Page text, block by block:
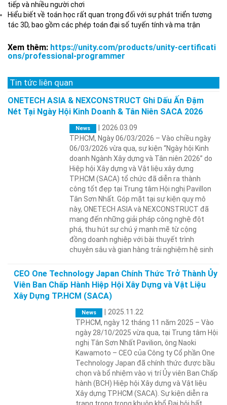
tiếp và nhiều người chơi
Hiểu biết về toán học rất quan trọng đối với sự phát triển tương
tác 3D, bao gồm các phép toán đại số tuyến tính và ma trận
Xem thêm: https://unity.com/products/unity-certificati
ons/professional-programmer
Tin tức liên quan
ONETECH ASIA & NEXCONSTRUCT Ghi Dấu Ấn Đậm
Nét Tại Ngày Hội Kinh Doanh & Tân Niên SACA 2026
News
2026.03.09
TP.HCM, Ngày 06/03/2026 – Vào chiều ngày
06/03/2026 vừa qua, sự kiện “Ngày hội Kinh
doanh Ngành Xây dựng và Tân niên 2026” do
Hiệp hội Xây dựng và Vật liệu xây dựng
TP.HCM (SACA) tổ chức đã diễn ra thành
công tốt đẹp tại Trung tâm Hội nghị Pavillon
Tân Sơn Nhất. Góp mặt tại sự kiện quy mô
này, ONETECH ASIA và NEXCONSTRUCT đã
mang đến những giải pháp công nghệ đột
phá, thu hút sự chú ý mạnh mẽ từ cộng
đồng doanh nghiệp với bài thuyết trình
chuyên sâu và gian hàng trải nghiệm hệ sinh
CEO One Technology Japan Chính Thức Trở Thành Ủy
Viên Ban Chấp Hành Hiệp Hội Xây Dựng và Vật Liệu
Xây Dựng TP.HCM (SACA)
News
2025.11.22
TP.HCM, ngày 12 tháng 11 năm 2025 – Vào
ngày 28/10/2025 vừa qua, tại Trung tâm Hội
nghị Tân Sơn Nhất Pavilion, ông Naoki
Kawamoto – CEO của Công ty Cổ phần One
Technology Japan đã chính thức được bầu
chọn và bổ nhiệm vào vị trí Ủy viên Ban Chấp
hành (BCH) Hiệp hội Xây dựng và Vật liệu
Xây dựng TP.HCM (SACA). Sự kiện diễn ra